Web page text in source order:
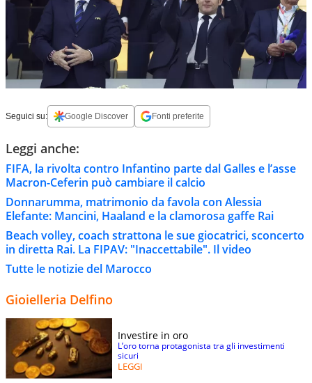
Seguici su: Google Discover Fonti preferite
Leggi anche:
FIFA, la rivolta contro Infantino parte dal Galles e l’asse
Macron-Ceferin può cambiare il calcio
Donnarumma, matrimonio da favola con Alessia
Elefante: Mancini, Haaland e la clamorosa gaffe Rai
Beach volley, coach strattona le sue giocatrici, sconcerto
in diretta Rai. La FIPAV: "Inaccettabile". Il video
Tutte le notizie del Marocco
Gioielleria Delfino
Investire in oro
L’oro torna protagonista tra gli investimenti
sicuri
LEGGI